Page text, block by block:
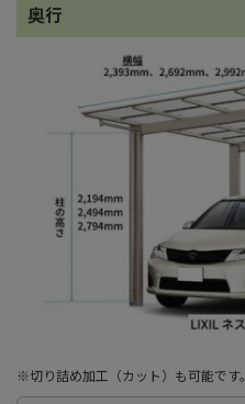
奥行
※切り詰め加工（カット）も可能です。